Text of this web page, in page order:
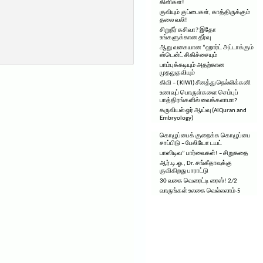
கிளிகள்!
குவியும் குப்பைகள், காத்திருக்கும்
தலை வலி!
சிறுநீர் கசிவா? இதோ
உங்களுக்கான தீர்வு
ஆறு வகையான “ஹார்ட் அட்டாக்கும்
ஸ்டென்ட் சிகிச்சையும்
பாம்புக்கடியும் அதற்கான
முதலுதவியும்
கிவி – ( KIWI) சீனத்து நெல்லிக்கனி
உணவுப் பொருள்களை செம்புப்
பாத்திரங்களில் வைக்கலாமா?
கருவியல் ஓர் ஆய்வு (AlQuran and
Embryology)
கொழுப்பைக் குறைக்க கொழுப்பை
சாப்பிடு – பேலியோ டயட்
பாஸிடிவ” பார்வைகள்! – சிறுகதை
ஆர்.டி.ஓ., Dr. சங்கீதாவுக்கு
குவிகிறது பாராட்டு
30 வகை வெரைட்டி ரைஸ்! 2/2
வாருங்கள் உலகை வெல்லலாம்-5